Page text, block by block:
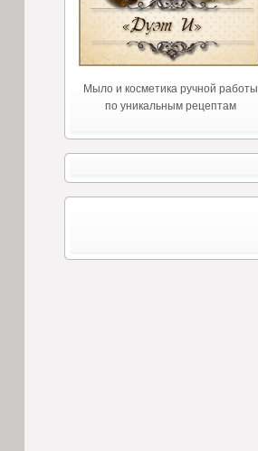
Мыло и косметика ручной работы
по уникальным рецептам